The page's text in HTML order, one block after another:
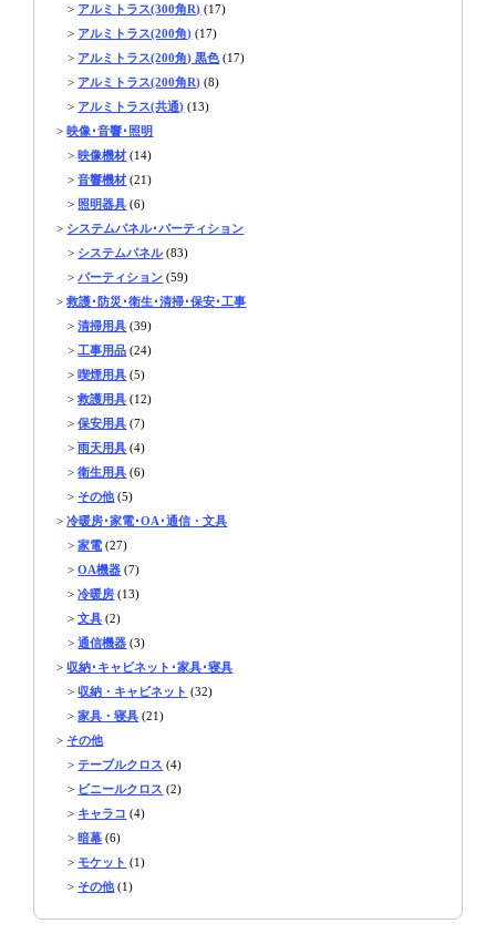
> アルミトラス(300角R) (17)
> アルミトラス(200角) (17)
> アルミトラス(200角) 黒色 (17)
> アルミトラス(200角R) (8)
> アルミトラス(共通) (13)
>映像･音響･照明
>映像機材 (14)
>音響機材 (21)
> 照明器具 (6)
> システムパネル･パーティション
> システムパネル(83)
>パーティション (59)
>救護･防災･衛生･清掃･保安･工事
>清掃用具 (39)
> 工事用品 (24)
>喫煙用具 (5)
>救護用具 (12)
>保安用具 (7)
>雨天用具 (4)
>衛生用具 (6)
> その他(5)
>冷暖房･家電･OA･通信・文具
>家電 (27)
>OA機器 (7)
>冷暖房 (13)
>文具 (2)
>通信機器 (3)
>収納･キャビネット･家具･寝具
>収納・キャビネット (32)
>家具・寝具 (21)
> その他
>テーブルクロス (4)
> ビニールクロス (2)
> キャラコ (4)
>暗幕 (6)
>モケット (1)
> その他(1)